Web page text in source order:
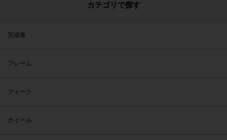
カテゴリで探す
完成車
フレーム
フォーク
ホイール